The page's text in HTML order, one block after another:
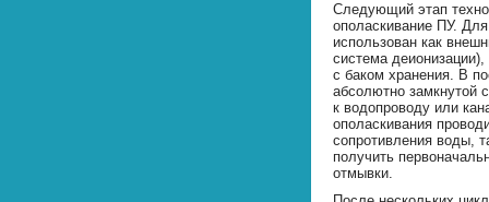
Следующий этап
ополаскивание ПУ.
использован как
система
с баком хранения. В
абсолютно замкнутой
к водопроводу или
ополаскивания
сопротивления воды,
получить
отмывки.